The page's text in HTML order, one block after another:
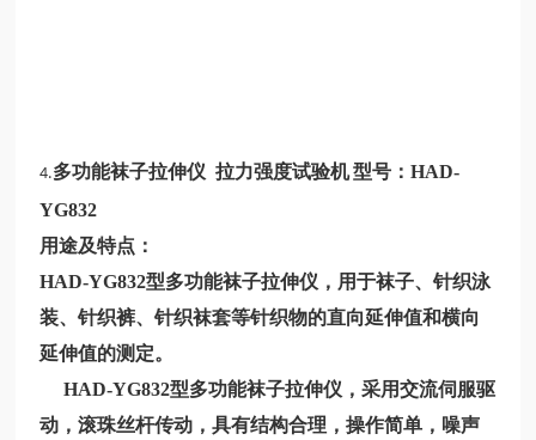
4.多功能袜子拉伸仪 拉力强度试验机型号：HAD-
YG832
用途及特点：
HAD-YG832型多功能袜子拉伸仪，用于袜子、针织泳
装、针织裤、针织袜套等针织物的直向延伸值和横向
延伸值的测定。
HAD-YG832型多功能袜子拉伸仪，采用交流伺服驱
动，滚珠丝杆传动，具有结构合理，操作简单，噪声